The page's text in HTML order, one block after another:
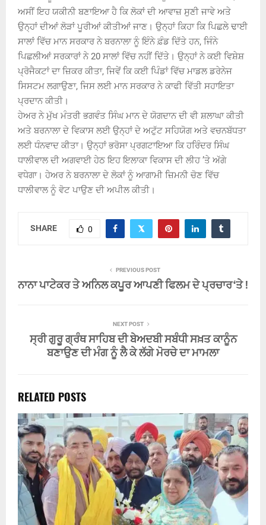
ਅਸੀਂ ਇਹ ਯਕੀਨੀ ਬਣਾਇਆ ਹੈ ਕਿ ਲੋਕਾਂ ਦੀ ਆਵਾਜ਼ ਸੁਣੀ ਜਾਵੇ ਅਤੇ
ਉਨ੍ਹਾਂ ਦੀਆਂ ਲੋੜਾਂ ਪੂਰੀਆਂ ਕੀਤੀਆਂ ਜਾਣ। ਉਨ੍ਹਾਂ ਕਿਹਾ ਕਿ ਪਿਛਲੇ ਢਾਈ
ਸਾਲਾਂ ਵਿੱਚ ਮਾਨ ਸਰਕਾਰ ਨੇ ਬਰਨਾਲਾ ਨੂੰ ਇੰਨੇ ਫ਼ੰਡ ਦਿੱਤੇ ਹਨ, ਜਿੰਨੇ
ਪਿਛਲੀਆਂ ਸਰਕਾਰਾਂ ਨੇ 20 ਸਾਲਾਂ ਵਿੱਚ ਨਹੀਂ ਦਿੱਤੇ। ਉਨ੍ਹਾਂ ਨੇ ਕਈ ਵਿਸ਼ੇਸ਼
ਪ੍ਰੋਜੈਕਟਾਂ ਦਾ ਜ਼ਿਕਰ ਕੀਤਾ, ਜਿਵੇਂ ਕਿ ਕਈ ਪਿੰਡਾਂ ਵਿੱਚ ਮਾਡਲ ਡਰੇਨੇਜ
ਸਿਸਟਮ ਲਗਾਉਣਾ, ਜਿਸ ਲਈ ਮਾਨ ਸਰਕਾਰ ਨੇ ਕਾਫੀ ਵਿੱਤੀ ਸਹਾਇਤਾ
ਪ੍ਰਦਾਨ ਕੀਤੀ।
ਹੇਅਰ ਨੇ ਮੁੱਖ ਮੰਤਰੀ ਭਗਵੰਤ ਸਿੰਘ ਮਾਨ ਦੇ ਯੋਗਦਾਨ ਦੀ ਵੀ ਸ਼ਲਾਘਾ ਕੀਤੀ
ਅਤੇ ਬਰਨਾਲਾ ਦੇ ਵਿਕਾਸ ਲਈ ਉਨ੍ਹਾਂ ਦੇ ਅਟੁੱਟ ਸਹਿਯੋਗ ਅਤੇ ਵਚਨਬੱਧਤਾ
ਲਈ ਧੰਨਵਾਦ ਕੀਤਾ। ਉਨ੍ਹਾਂ ਭਰੋਸਾ ਪ੍ਰਗਟਾਇਆ ਕਿ ਹਰਿੰਦਰ ਸਿੰਘ
ਧਾਲੀਵਾਲ ਦੀ ਅਗਵਾਈ ਹੇਠ ਇਹ ਇਲਾਕਾ ਵਿਕਾਸ ਦੀ ਲੀਹ ’ਤੇ ਅੱਗੇ
ਵਧੇਗਾ। ਹੇਅਰ ਨੇ ਬਰਨਾਲਾ ਦੇ ਲੋਕਾਂ ਨੂੰ ਆਗਾਮੀ ਜ਼ਿਮਨੀ ਚੋਣ ਵਿੱਚ
ਧਾਲੀਵਾਲ ਨੂੰ ਵੋਟ ਪਾਉਣ ਦੀ ਅਪੀਲ ਕੀਤੀ।
SHARE 0
PREVIOUS POST
ਨਾਨਾ ਪਾਟੇਕਰ ਤੇ ਅਨਿਲ ਕਪੂਰ ਆਪਣੀ ਫਿਲਮ ਦੇ ਪ੍ਰਚਾਰ ‘ਤੇ !
NEXT POST
ਸ੍ਰੀ ਗੁਰੂ ਗ੍ਰੰਥ ਸਾਹਿਬ ਦੀ ਬੇਅਦਬੀ ਸਬੰਧੀ ਸਖ਼ਤ ਕਾਨੂੰਨ
ਬਣਾਉਣ ਦੀ ਮੰਗ ਨੂੰ ਲੈ ਕੇ ਲੱਗੇ ਮੋਰਚੇ ਦਾ ਮਾਮਲਾ
RELATED POSTS